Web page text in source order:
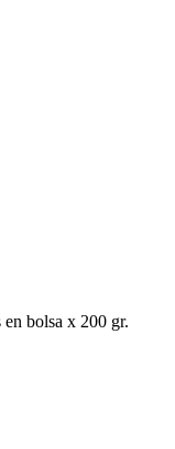
en bolsa x 200 gr.